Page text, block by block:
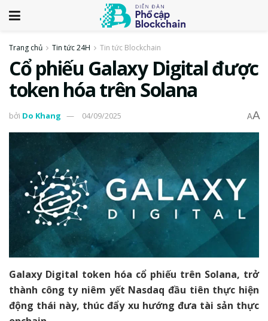
Trang chủ Tin tức 24H Tin tức Blockchain
Cổ phiếu Galaxy Digital được
token hóa trên Solana
bởi Do Khang 04/09/2025 AA
Galaxy Digital token hóa cổ phiếu trên Solana, trở
thành công ty niêm yết Nasdaq đầu tiên thực hiện
động thái này, thúc đẩy xu hướng đưa tài sản thực